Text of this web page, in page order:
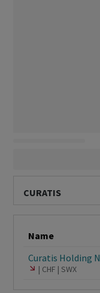
CURATIS
Name
Curatis Holding N
CHF SWX